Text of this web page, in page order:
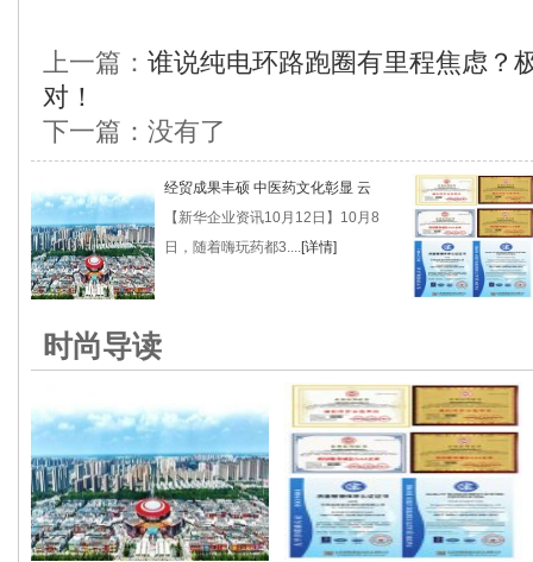
上一篇： 谁说纯电环路跑圈有里程焦虑？
对！
下一篇：没有了
经贸成果丰硕 中医药文化彰显 云
【新华企业资讯10月12日】10月8
日，随着嗨玩药都3....[详情]
时尚导读